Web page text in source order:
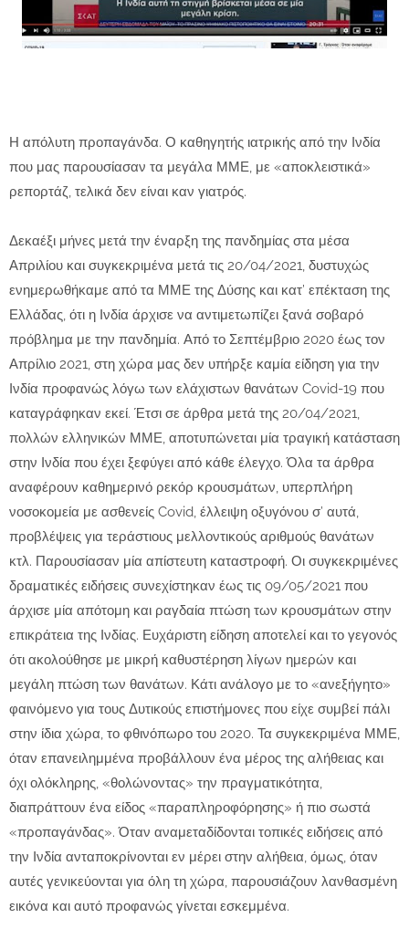
Η απόλυτη προπαγάνδα. Ο καθηγητής ιατρικής από την Ινδία
που μας παρουσίασαν τα μεγάλα ΜΜΕ, με «αποκλειστικά»
ρεπορτάζ, τελικά δεν είναι καν γιατρός.
Δεκαέξι μήνες μετά την έναρξη της πανδημίας στα μέσα
Απριλίου και συγκεκριμένα μετά τις 20/04/2021, δυστυχώς
ενημερωθήκαμε από τα ΜΜΕ της Δύσης και κατ’ επέκταση της
Ελλάδας, ότι η Ινδία άρχισε να αντιμετωπίζει ξανά σοβαρό
πρόβλημα με την πανδημία. Από το Σεπτέμβριο 2020 έως τον
Απρίλιο 2021, στη χώρα μας δεν υπήρξε καμία είδηση για την
Ινδία προφανώς λόγω των ελάχιστων θανάτων Covid-19 που
καταγράφηκαν εκεί. Έτσι σε άρθρα μετά της 20/04/2021,
πολλών ελληνικών ΜΜΕ, αποτυπώνεται μία τραγική κατάσταση
στην Ινδία που έχει ξεφύγει από κάθε έλεγχο. Όλα τα άρθρα
αναφέρουν καθημερινό ρεκόρ κρουσμάτων, υπερπλήρη
νοσοκομεία με ασθενείς Covid, έλλειψη οξυγόνου σ’ αυτά,
προβλέψεις για τεράστιους μελλοντικούς αριθμούς θανάτων
κτλ. Παρουσίασαν μία απίστευτη καταστροφή. Οι συγκεκριμένες
δραματικές ειδήσεις συνεχίστηκαν έως τις 09/05/2021 που
άρχισε μία απότομη και ραγδαία πτώση των κρουσμάτων στην
επικράτεια της Ινδίας. Ευχάριστη είδηση αποτελεί και το γεγονός
ότι ακολούθησε με μικρή καθυστέρηση λίγων ημερών και
μεγάλη πτώση των θανάτων. Κάτι ανάλογο με το «ανεξήγητο»
φαινόμενο για τους Δυτικούς επιστήμονες που είχε συμβεί πάλι
στην ίδια χώρα, το φθινόπωρο του 2020. Τα συγκεκριμένα ΜΜΕ,
όταν επανειλημμένα προβάλλουν ένα μέρος της αλήθειας και
όχι ολόκληρης, «θολώνοντας» την πραγματικότητα,
διαπράττουν ένα είδος «παραπληροφόρησης» ή πιο σωστά
«προπαγάνδας». Όταν αναμεταδίδονται τοπικές ειδήσεις από
την Ινδία ανταποκρίνονται εν μέρει στην αλήθεια, όμως, όταν
αυτές γενικεύονται για όλη τη χώρα, παρουσιάζουν λανθασμένη
εικόνα και αυτό προφανώς γίνεται εσκεμμένα.